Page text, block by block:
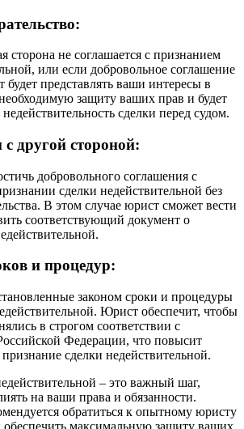
сторона не соглашается с признанием
или если добровольное соглашение
представлять ваши интересы в
защиту ваших прав и будет
недействительность сделки перед судом.
с другой стороной:
добровольного соглашения с
сделки недействительной без
В этом случае юрист сможет вести
соответствующий документ о
и процедур:
законом сроки и процедуры
Юрист обеспечит, чтобы
в строгом соответствии с
Федерации, что повысит
сделки недействительной.
– это важный шаг,
на ваши права и обязанности.
обратиться к опытному юристу